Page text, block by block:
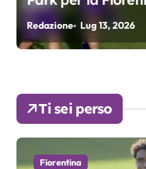
Grosso
Redazione Lug 13, 2026
Ti sei perso
Fiorentina